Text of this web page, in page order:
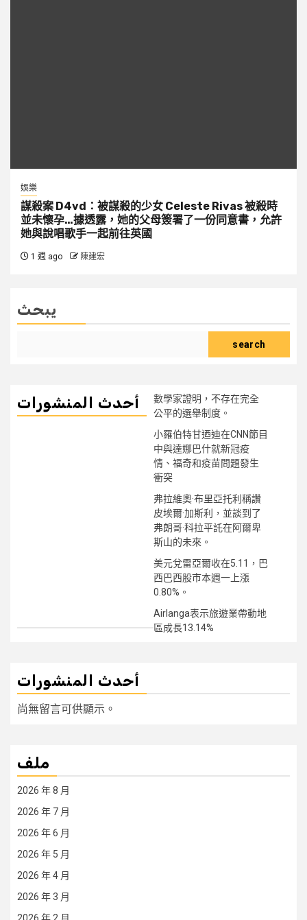
娛樂
謀殺案 D4vd：被謀殺的少女 Celeste Rivas 被殺時
並未懷孕…據透露，她的父母簽署了一份同意書，允許
她與說唱歌手一起前往英國
1 週 ago 陳建宏
يبحث
search
أحدث المنشورات
數學家證明，不存在完全
公平的選舉制度。
小羅伯特甘迺迪在CNN節目
中與達娜巴什就新冠疫
情、福奇和疫苗問題發生
衝突
弗拉維奧·布里亞托利稱讚
皮埃爾·加斯利，並談到了
弗朗哥·科拉平託在阿爾卑
斯山的未來。
美元兌雷亞爾收在5.11，巴
西巴西股市本週一上漲
0.80%。
Airlanga表示旅遊業帶動地
區成長13.14%
أحدث المنشورات
尚無留言可供顯示。
ملف
2026 年 8 月
2026 年 7 月
2026 年 6 月
2026 年 5 月
2026 年 4 月
2026 年 3 月